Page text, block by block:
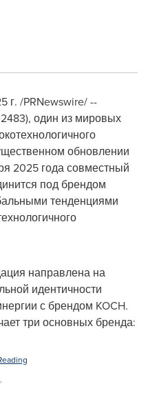
г. /PRNewswire/ --
один из мировых
обновлении
2025 года совместный
под брендом
тенденциями
направлена на
идентичности
с брендом KOCH.
три основных бренда: